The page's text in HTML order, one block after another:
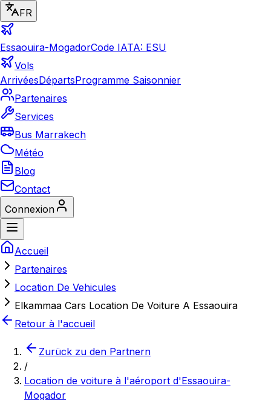
FR
Essaouira-MogadorCode IATA: ESU
Vols
ArrivéesDépartsProgramme Saisonnier
Partenaires
Services
Bus Marrakech
Météo
Blog
Contact
Connexion
Accueil
Partenaires
Location De Vehicules
Elkammaa Cars Location De Voiture A Essaouira
Retour à l'accueil
Zurück zu den Partnern
/
Location de voiture à l'aéroport d'Essaouira-
Mogador